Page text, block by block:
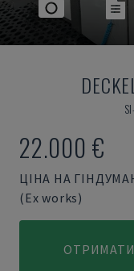
22.000 €
ЦІНА НА
(Ex works)